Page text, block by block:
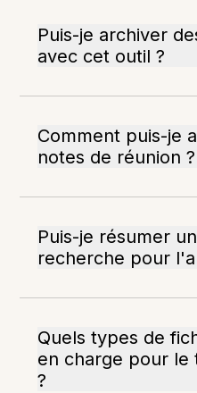
Puis-je archiver
avec cet outil ?
Comment puis-je
notes de réunion ?
Puis-je résumer
recherche pour
Quels types de
en charge pour le
?